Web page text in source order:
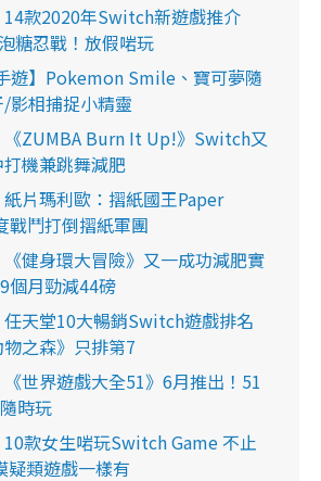
14款2020年Switch新遊戲推介
糖忍戰！放假啱玩
遊】Pokemon Smile、寶可夢隨
影相捕捉小精靈
《ZUMBA Burn It Up!》Switch又
機兼跳舞減肥
紙片瑪利歐：摺紙國王Paper
戰鬥打倒摺紙軍團
《健身環大冒險》又一成功減肥實
個月勁減44磅
任天堂10大暢銷Switch遊戲排名
之森》只排第7
《世界遊戲大全51》6月推出！51
時玩
10款女生啱玩Switch Game 不止
類遊戲一樣有